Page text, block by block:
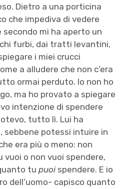
Dietro a una porticina
che impediva di vedere
mi ha aperto un
furbi, dai tratti levantini,
i miei crucci
a alludere che non c’era
ormai perduto. Io non ho
ma ho provato a spiegare
intenzione di spendere
tutto lì. Lui ha
sebbene potessi intuire in
era più o meno: non
o non vuoi spendere,
tupuoispendere. E io
dell’uomo- capisco quanto